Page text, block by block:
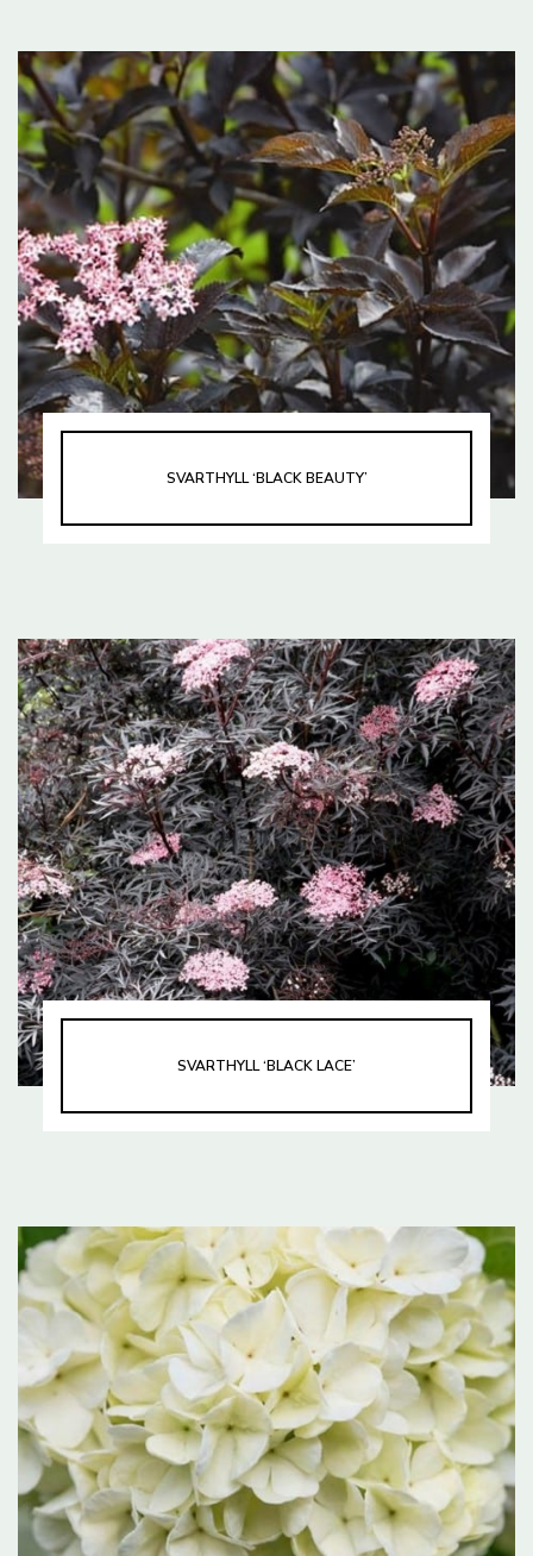
SVARTHYLL ‘BLACK BEAUTY’
SVARTHYLL ‘BLACK LACE’